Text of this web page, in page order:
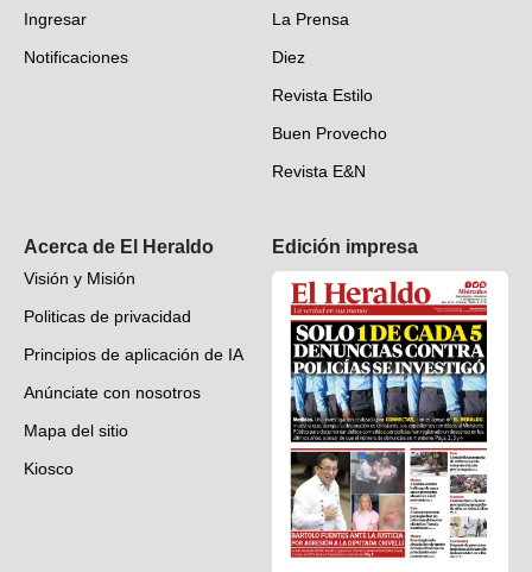
Deportes
Videos
Ingresar
Notificaciones
La Prensa
Diez
Revista Estilo
Buen Provecho
Revista E&N
Acerca de El Heraldo
Visión y Misión
Politicas de privacidad
Principios de aplicación de IA
Anúnciate con nosotros
Mapa del sitio
Kiosco
Edición impresa